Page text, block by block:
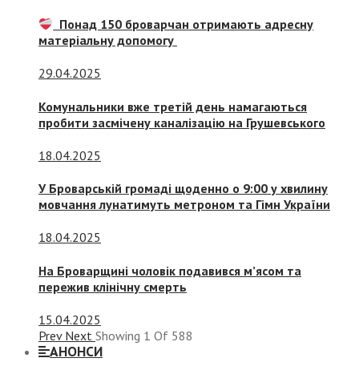
Понад 150 броварчан отримають адресну
матеріальну допомогу
29.04.2025
Комунальники вже третій день намагаються
пробити засмічену каналізацію на Грушевського
18.04.2025
У Броварській громаді щоденно о 9:00 у хвилину
мовчання лунатимуть метроном та Гімн України
18.04.2025
На Броварщині чоловік подавився м’ясом та
пережив клінічну смерть
15.04.2025
Prev Next Showing 1 Of 588
АНОНСИ